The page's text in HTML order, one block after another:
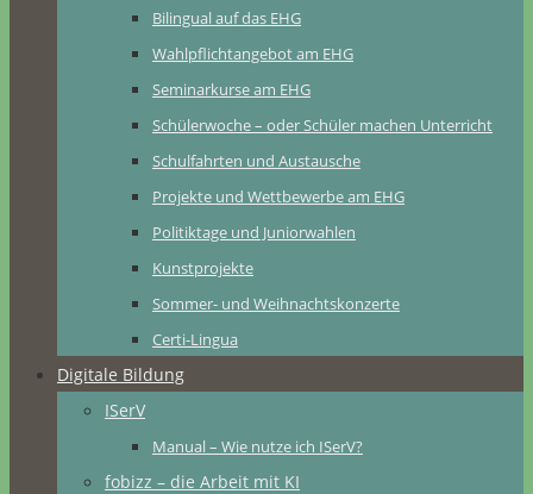
Bilingual auf das EHG
Wahlpflichtangebot am EHG
Seminarkurse am EHG
Schülerwoche – oder Schüler machen Unterricht
Schulfahrten und Austausche
Projekte und Wettbewerbe am EHG
Politiktage und Juniorwahlen
Kunstprojekte
Sommer- und Weihnachtskonzerte
Certi-Lingua
Digitale Bildung
ISerV
Manual – Wie nutze ich ISerV?
fobizz – die Arbeit mit KI